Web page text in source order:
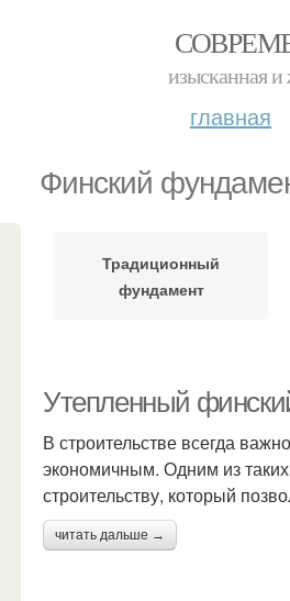
изысканная и
главная
Финский
Традиционный
фундамент
Утепленный
В строительстве всегда
экономичным. Одним из
строительству, который
читать дальше →